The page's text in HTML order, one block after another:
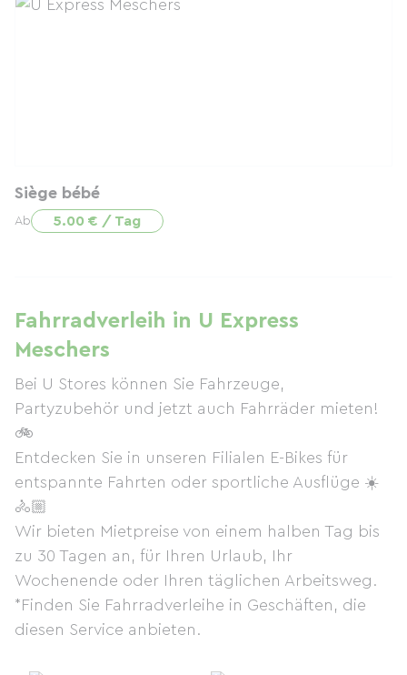
Siège bébé
Ab 5.00 € / Tag
Fahrradverleih in U Express
Meschers
Bei U Stores können Sie Fahrzeuge,
Partyzubehör und jetzt auch Fahrräder mieten!
🚲
Entdecken Sie in unseren Filialen E-Bikes für
entspannte Fahrten oder sportliche Ausflüge ☀️
🚴🏼
Wir bieten Mietpreise von einem halben Tag bis
zu 30 Tagen an, für Ihren Urlaub, Ihr
Wochenende oder Ihren täglichen Arbeitsweg.
*Finden Sie Fahrradverleihe in Geschäften, die
diesen Service anbieten.